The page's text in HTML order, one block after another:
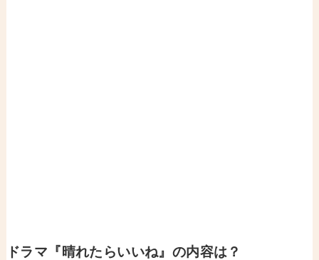
ドラマ『晴れたらいいね』の内容は？